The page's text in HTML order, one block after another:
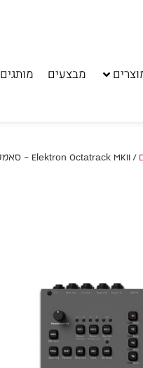
מבצעים מותגים
/ Elektron Octatrack MKII – סאמפלר עוצמתי ליצירה מתקדמת